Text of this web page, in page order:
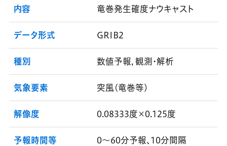
内容 竜巻発生確度ナウキャスト
データ形式 GRIB2
種別 数値予報, 観測・解析
気象要素 突風(竜巻等)
解像度 0.08333度×0.125度
予報時間等 0～60分予報、10分間隔